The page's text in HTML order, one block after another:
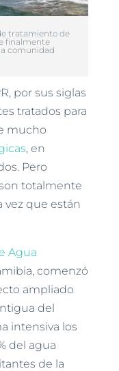
tratamiento de
finalmente
comunidad
por sus siglas
tratados para
mucho
, en
Pero
totalmente
vez que están
Agua
comenzó
ampliado
del
intensiva los
del agua
de la